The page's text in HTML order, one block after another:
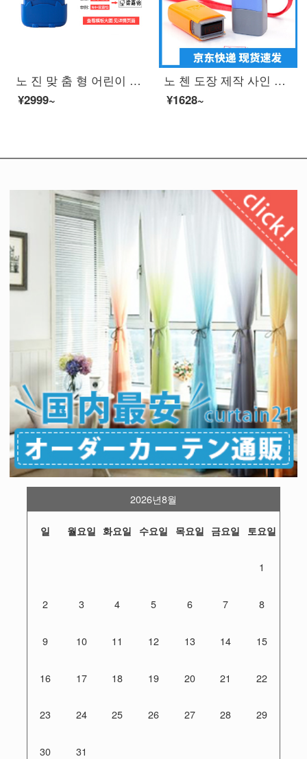
노 진 맞 춤 형 어린이 도장 유치원 아기 개학 옷 교복 방수 세탁 이름 붙 임 이름 도장 퇴색 하지 않 는 파란색 꼬마 몬스터
¥2999~
노 첸 도장 제작 사인 이름 개인 성명 도장 도장 도장 도장 도장 간호사 개인 인장 주문 제작 도장 도장 도장 도장 도장 간호사 도장 도장 케이스 색깔 랜 덤 배 송
¥1628~
2026년8월
일 월요일 화요일 수요일 목요일 금요일 토요일
1
2 3 4 5 6 7 8
9 10 11 12 13 14 15
16 17 18 19 20 21 22
23 24 25 26 27 28 29
30 31